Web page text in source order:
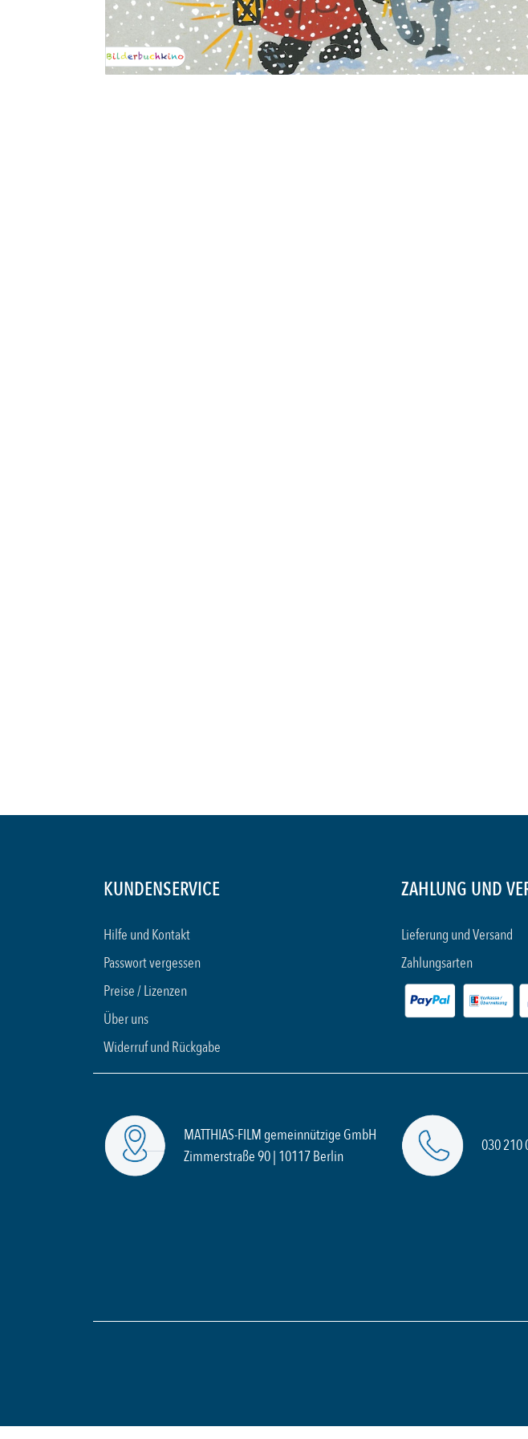
KUNDENSERVICE
Hilfe und Kontakt
Passwort vergessen
Preise / Lizenzen
Über uns
Widerruf und Rückgabe
ZAHLUNG UND
Lieferung und Versand
Zahlungsarten
MATTHIAS-FILM gemeinnützige GmbH
Zimmerstraße 90 | 10117 Berlin
030 210